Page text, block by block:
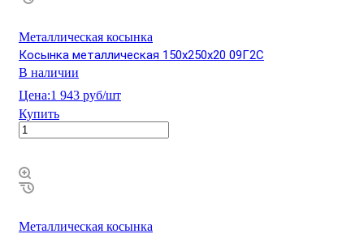
Металлическая косынка
Косынка металлическая 150х250х20 09Г2С
В наличии
Цена:1 943 руб/шт
Купить
Металлическая косынка